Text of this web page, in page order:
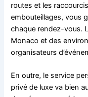
routes et les
embouteillages, vous
chaque rendez-vous.
Monaco et des
organisateurs
En outre, le service
privé de luxe va bien